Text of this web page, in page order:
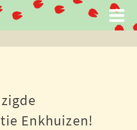
Enkhuizen!